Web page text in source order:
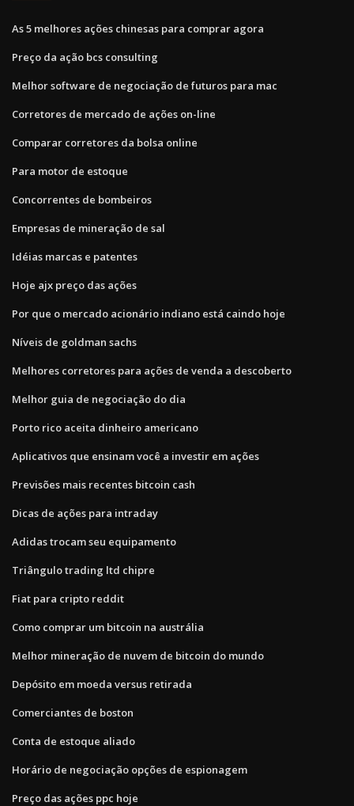
As 5 melhores ações chinesas para comprar agora
Preço da ação bcs consulting
Melhor software de negociação de futuros para mac
Corretores de mercado de ações on-line
Comparar corretores da bolsa online
Para motor de estoque
Concorrentes de bombeiros
Empresas de mineração de sal
Idéias marcas e patentes
Hoje ajx preço das ações
Por que o mercado acionário indiano está caindo hoje
Níveis de goldman sachs
Melhores corretores para ações de venda a descoberto
Melhor guia de negociação do dia
Porto rico aceita dinheiro americano
Aplicativos que ensinam você a investir em ações
Previsões mais recentes bitcoin cash
Dicas de ações para intraday
Adidas trocam seu equipamento
Triângulo trading ltd chipre
Fiat para cripto reddit
Como comprar um bitcoin na austrália
Melhor mineração de nuvem de bitcoin do mundo
Depósito em moeda versus retirada
Comerciantes de boston
Conta de estoque aliado
Horário de negociação opções de espionagem
Preço das ações ppc hoje